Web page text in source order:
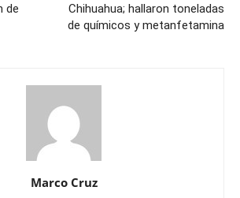
de
Chihuahua; hallaron toneladas
de químicos y metanfetamina
Marco Cruz